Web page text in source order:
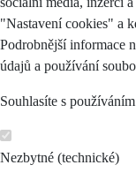
"Nastavení cookies" a
Podrobnější informace
údajů a používání
Souhlasíte s
Nezbytné (technické)